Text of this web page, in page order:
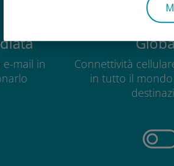
e-mail in
Connettività
in tutto il